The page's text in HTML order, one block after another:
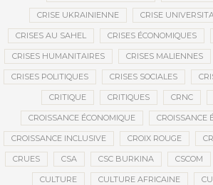
CRISE UKRAINIENNE CRISE
CRISES AU SAHEL CRISES ÉCONOMIQUES
CRISES HUMANITAIRES CRISES MALIENNES
CRISES POLITIQUES CRISES SOCIALES
CRITIQUE CRITIQUES CRNC
CROISSANCE ÉCONOMIQUE CROISSANCE
CROISSANCE INCLUSIVE CROIX ROUGE
CRUES CSA CSC BURKINA CSCOM
CULTURE CULTURE AFRICAINE